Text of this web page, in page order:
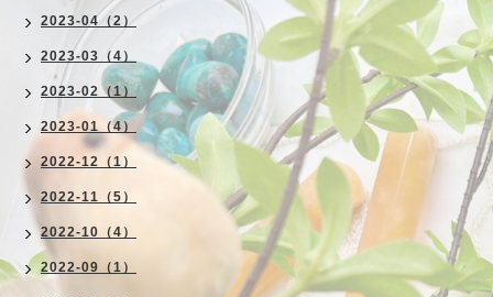
2023-04（2）
2023-03（4）
2023-02（1）
2023-01（4）
2022-12（1）
2022-11（5）
2022-10（4）
2022-09（1）